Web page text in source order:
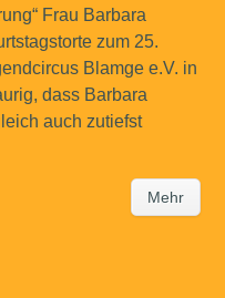
Frau Barbara
zum 25.
Blamge e.V. in
dass Barbara
auch zutiefst
Mehr